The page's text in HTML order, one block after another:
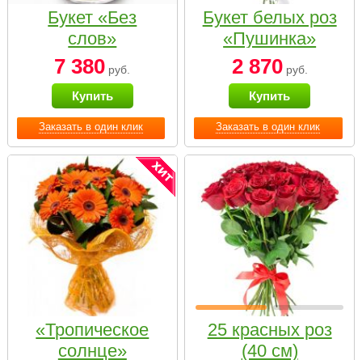
Заказать в один клик
Букет «Без
слов»
7 380 руб.
Купить
Заказать в один клик
Букет белых роз
«Пушинка»
2 870руб.
Купить
«Тропическое
солнце»
25 красных роз
(40 см)